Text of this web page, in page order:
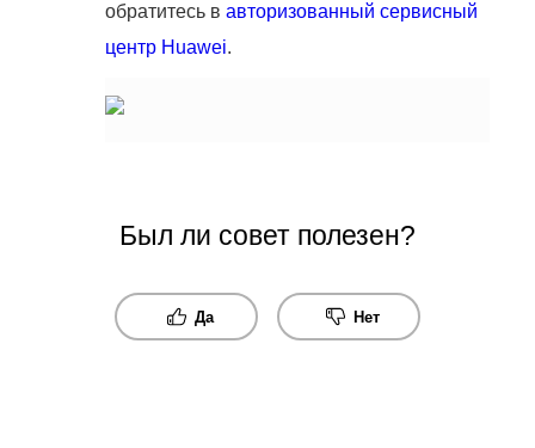
обратитесь вавторизованный сервисный
центр Huawei.
Был ли совет полезен?
Да Нет